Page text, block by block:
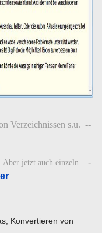
Verzeichnissen s.u. --
Aber jetzt auch einzeln -
Konvertieren von